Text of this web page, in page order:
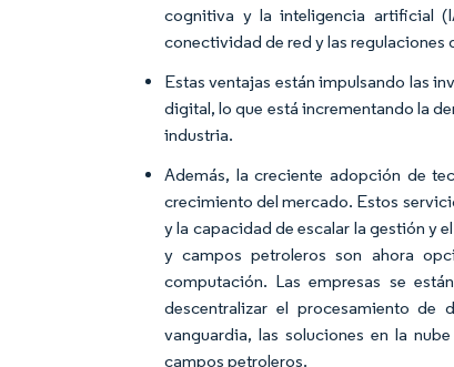
cognitiva y la inteligencia artificial
conectividad de red y las regulaciones
Estas ventajas están impulsando las
digital, lo que está incrementando la
industria.
Además, la creciente adopción de
crecimiento del mercado. Estos
y la capacidad de escalar la gestión y
y campos petroleros son ahora
computación. Las empresas se
descentralizar el procesamiento de
vanguardia, las soluciones en la
campos petroleros.